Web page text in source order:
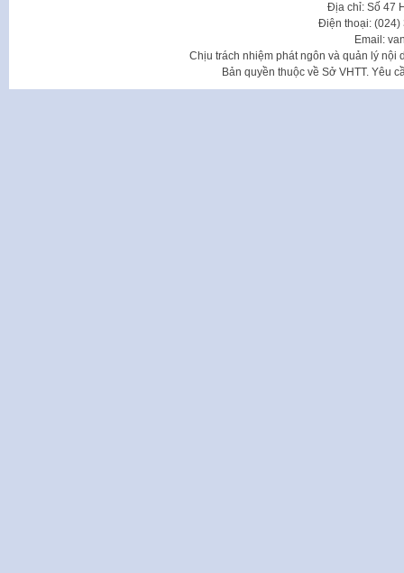
Địa chỉ: Số 47
Điện thoại: (024)
Email:
Chịu trách nhiệm phát ngôn và quản lý nội
Bản quyền thuộc về Sở VHTT. Yêu